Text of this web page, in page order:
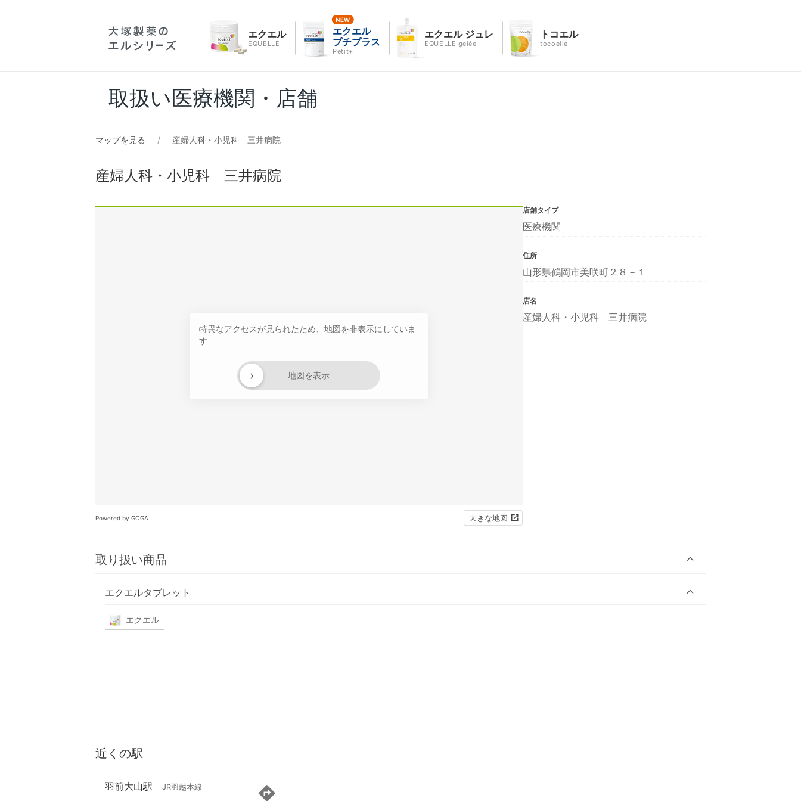
エクエル
EQUELLE
エクエル
プチプラス
Petit+
エクエル ジュレ
EQUELLE gelée
トコエル
tocoelle
取扱い医療機関・店舗
マップを見る 産婦人科・小児科 三井病院
産婦人科・小児科 三井病院
特異なアクセスが見られたため、地図を非表示にしていま
す
地図を表示
›
Powered by GOGA 大きな地図
取り扱い商品
エクエルタブレット
エクエル
店舗タイプ
医療機関
住所
山形県鶴岡市美咲町２８－１
店名
産婦人科・小児科 三井病院
近くの駅
羽前大山駅 JR羽越本線